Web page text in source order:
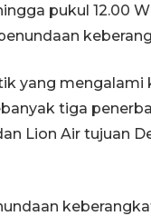
pukul 12.00
yang
tiga
Lion Air tujuan